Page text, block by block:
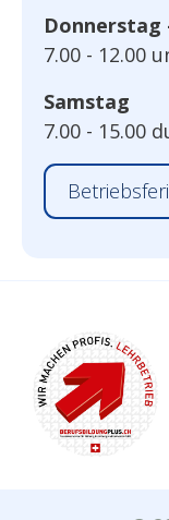
Donnerstag
7.00 - 12.00
Samstag
7.00 - 15.00